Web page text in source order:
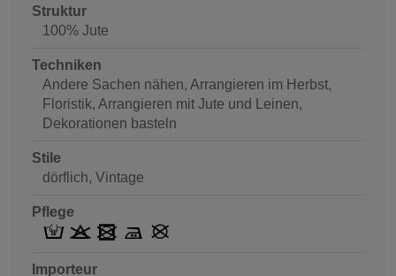
Struktur
100% Jute
Techniken
Andere Sachen nähen, Arrangieren im Herbst,
Floristik, Arrangieren mit Jute und Leinen,
Dekorationen basteln
Stile
dörflich, Vintage
Pflege
Importeur